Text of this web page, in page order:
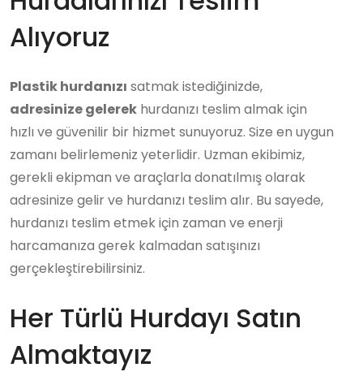
Alıyoruz
Plastik hurdanızı satmak istediğinizde,
adresinize gelerek hurdanızı teslim almak için
hızlı ve güvenilir bir hizmet sunuyoruz. Size en uygun
zamanı belirlemeniz yeterlidir. Uzman ekibimiz,
gerekli ekipman ve araçlarla donatılmış olarak
adresinize gelir ve hurdanızı teslim alır. Bu sayede,
hurdanızı teslim etmek için zaman ve enerji
harcamanıza gerek kalmadan satışınızı
gerçekleştirebilirsiniz.
Her Türlü Hurdayı Satın
Almaktayız